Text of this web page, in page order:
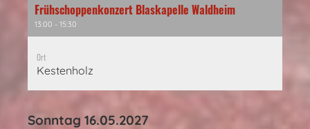
Frühschoppenkonzert Blaskapelle Waldheim
13:00 - 15:30
Ort
Kestenholz
Sonntag 16.05.2027